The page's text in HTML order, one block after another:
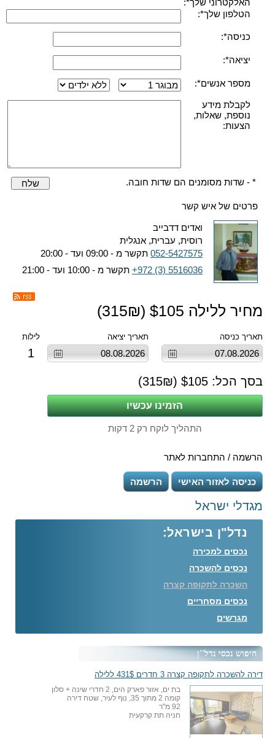
הטלפון שלך*:
כניסה*:
יציאה*:
מספר אנשים*:
לקבלת מידע
נוספת, שאלות,
הצעות:
* - שדות מסומנים הם שדות חובה. שלח
פרטים של איש קשר
ואדים דדבייב
רוסית, עברית, אנגלית
052-5427575 תקשר מ - 09:00 ועד - 20:00
+972 (3) 5516036 תקשר מ - 10:00 ועד - 21:00
מחיר ללילה $ 105
(
315₪)
תאריך כניסה תאריך יציאה לילות
1
בסך הכל: $ 105
(
315₪)
התהליך לוקח רק 2 דקות
הרשמה / התחברות לאתר
כניסה לאזור האישי הרשמה
מגדלי ישראל
נדל"ן בישראל:
נכסים למכירה
נכסים להשכרה
השכרה לתקופה קצרה
נכסים מסחריים
מגרשים
חיפוש נכסי נדל''ן
דירה להשכרה לתקופה קצרה 3 חדרים 431$ ללילה
בת ים, אזור פארק הים, 2 חדרי שינה + סלון
קומה 2 מתוך 35, נוף לעיר, שטח דירה
92 מ"ר
חניה תת קרקעית